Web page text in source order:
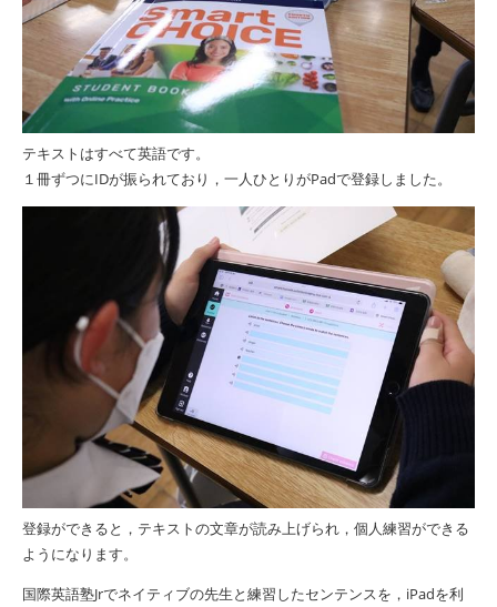
テキストはすべて英語です。
１冊ずつにIDが振られており，一人ひとりがPadで登録しました。
登録ができると，テキストの文章が読み上げられ，個人練習ができる
ようになります。
国際英語塾Jrでネイティブの先生と練習したセンテンスを， iPadを利